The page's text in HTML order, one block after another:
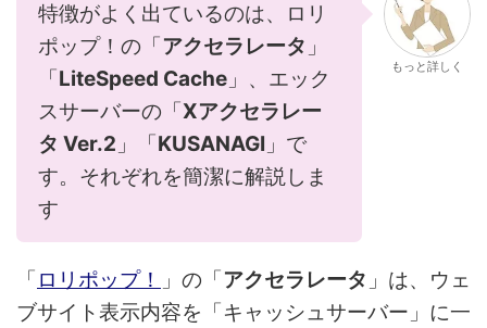
特徴がよく出ているのは、ロリ
ポップ！の「アクセラレータ 」
「LiteSpeed Cache 」、エック
スサーバーの「Xアクセラレー
タ Ver.2 」「KUSANAGI 」で
す。それぞれを簡潔に解説しま
す
もっと詳しく
「 ロリポップ！ 」の「アクセラレータ 」は、ウェ
ブサイト表示内容を「キャッシュサーバー」に一